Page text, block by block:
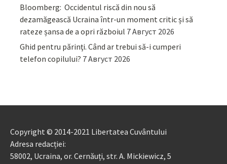
Bloomberg: Occidentul riscă din nou să
dezamăgească Ucraina într-un moment critic și să
rateze șansa de a opri războiul 7 Август 2026
Ghid pentru părinţi. Când ar trebui să-i cumperi
telefon copilului? 7 Август 2026
Copyright © 2014-2021 Libertatea Cuvântului
Adresa redacției:
58002, Ucraina, or. Cernăuți, str. A. Mickiewicz, 5